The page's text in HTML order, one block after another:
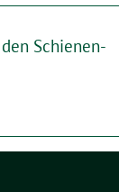
Schienen-